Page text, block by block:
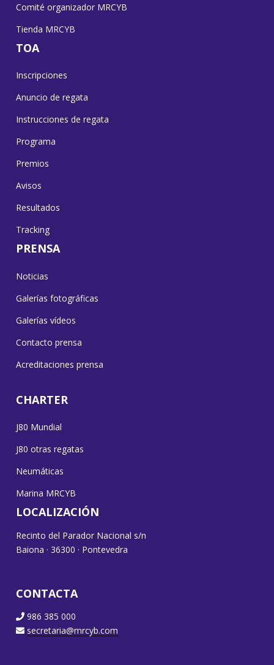
Comité organizador MRCYB
Tienda MRCYB
TOA
Inscripciones
Anuncio de regata
Instrucciones de regata
Programa
Premios
Avisos
Resultados
Tracking
PRENSA
Noticias
Galerías fotográficas
Galerías vídeos
Contacto prensa
Acreditaciones prensa
CHARTER
J80 Mundial
J80 otras regatas
Neumáticas
Marina MRCYB
LOCALIZACIÓN
Recinto del Parador Nacional s/n
Baiona · 36300 · Pontevedra
CONTACTA
986 385 000
secretaria@mrcyb.com